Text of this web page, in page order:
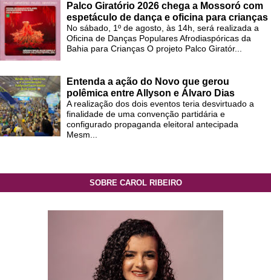
Palco Giratório 2026 chega a Mossoró com
espetáculo de dança e oficina para crianças
No sábado, 1º de agosto, às 14h, será realizada a
Oficina de Danças Populares Afrodiaspóricas da
Bahia para Crianças O projeto Palco Giratór...
Entenda a ação do Novo que gerou
polêmica entre Allyson e Álvaro Dias
A realização dos dois eventos teria desvirtuado a
finalidade de uma convenção partidária e
configurado propaganda eleitoral antecipada
Mesm...
SOBRE CAROL RIBEIRO